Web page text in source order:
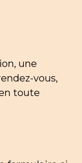
une
vous,
toute